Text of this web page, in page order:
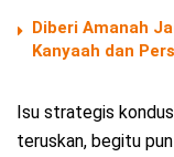
Diberi Amanah
Kanyaah dan
Isu strategis
teruskan, begitu